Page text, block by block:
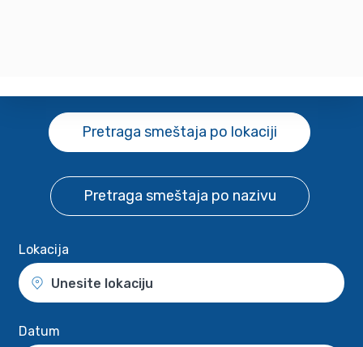
Pretraga smeštaja po lokaciji
Pretraga smeštaja po nazivu
Lokacija
Unesite lokaciju
Datum